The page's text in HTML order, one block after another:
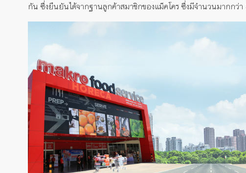
กัน ซึ่งยืนยันได้จากฐานลูกค้าสมาชิกของแม็คโคร ซึ่งมีจำนวนมากกว่